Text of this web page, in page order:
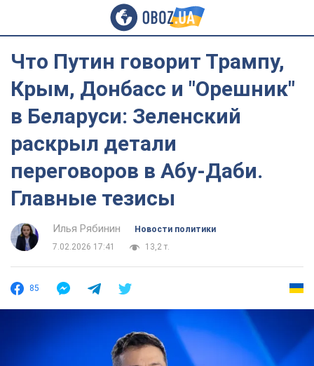
Что Путин говорит Трампу,
Крым, Донбасс и "Орешник"
в Беларуси: Зеленский
раскрыл детали
переговоров в Абу-Даби.
Главные тезисы
Илья Рябинин
Новости политики
7.02.2026 17:41
13,2 т.
85